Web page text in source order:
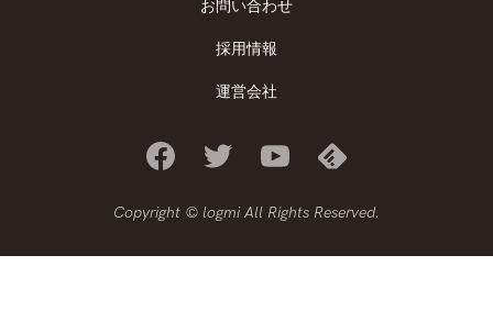
お問い合わせ
採用情報
運営会社
Copyright © logmi All Rights Reserved.